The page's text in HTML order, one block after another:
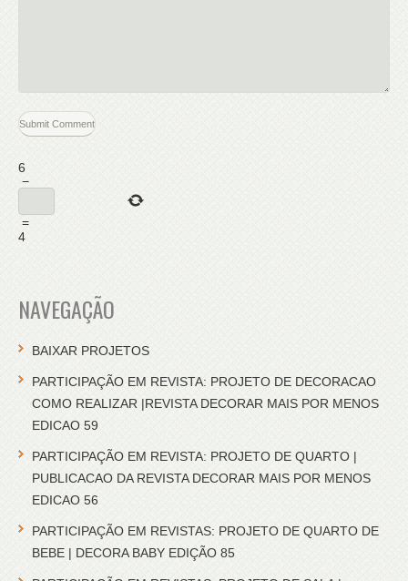
6
−
=
4
NAVEGAÇÃO
BAIXAR PROJETOS
PARTICIPAÇÃO EM REVISTA: PROJETO DE DECORACAO
COMO REALIZAR |REVISTA DECORAR MAIS POR MENOS
EDICAO 59
PARTICIPAÇÃO EM REVISTA: PROJETO DE QUARTO |
PUBLICACAO DA REVISTA DECORAR MAIS POR MENOS
EDICAO 56
PARTICIPAÇÃO EM REVISTAS: PROJETO DE QUARTO DE
BEBE | DECORA BABY EDIÇÃO 85